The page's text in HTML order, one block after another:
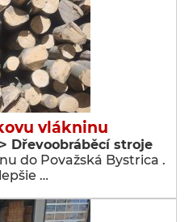
vlákninu
Dřevoobráběcí stroje
do Považská Bystrica .
…